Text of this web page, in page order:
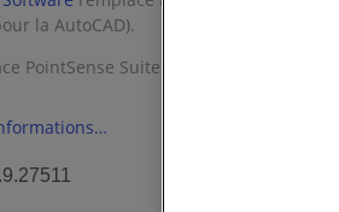
la AutoCAD).
PointSense Suite. Il contient As-Built